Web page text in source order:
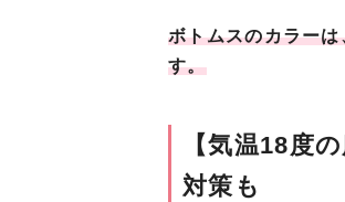
ボトムスのカラー
す。
【気温18度
対策も